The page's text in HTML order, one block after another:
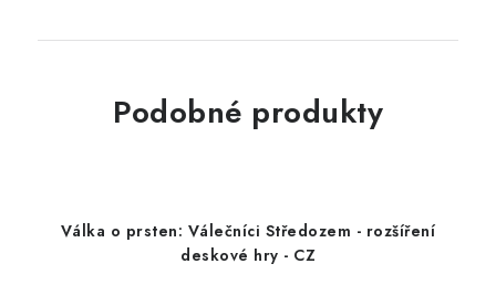
Podobné produkty
Válka o prsten: Válečníci Středozem - rozšíření
deskové hry - CZ